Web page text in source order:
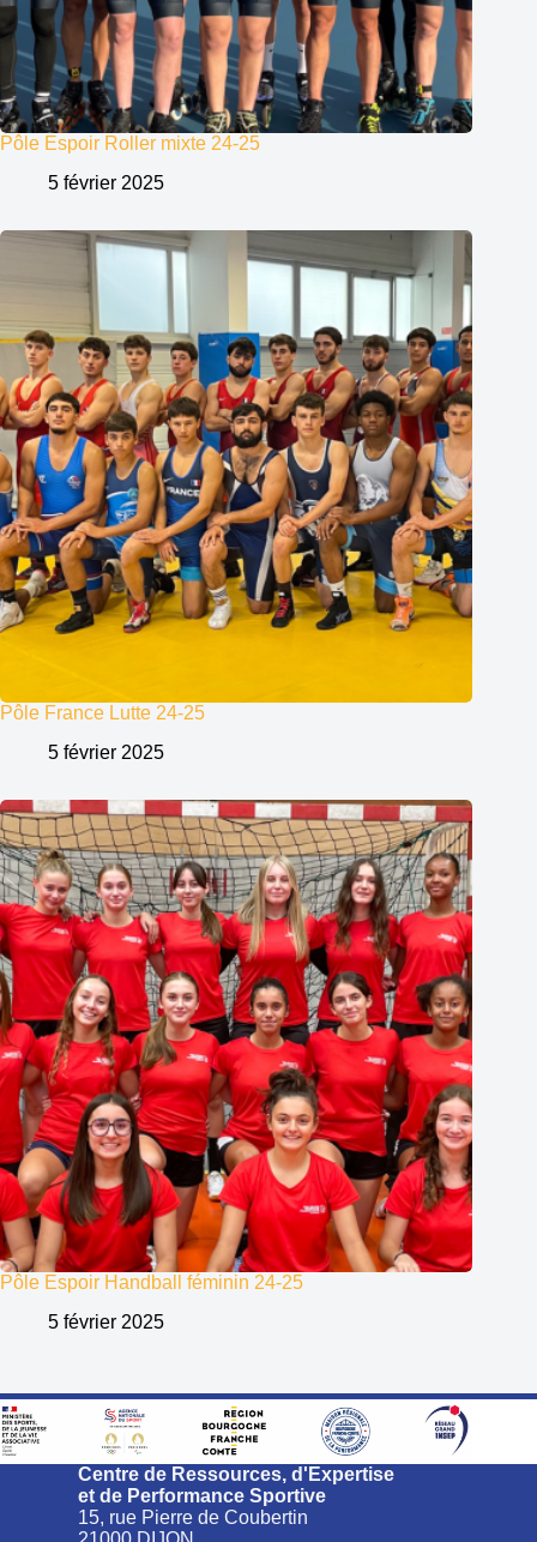
Pôle Espoir Roller mixte 24-25
5 février 2025
Pôle France Lutte 24-25
5 février 2025
Pôle Espoir Handball féminin 24-25
5 février 2025
Centre de Ressources, d'Expertise
et de Performance Sportive
15, rue Pierre de Coubertin